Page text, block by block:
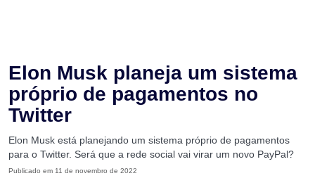
Elon Musk planeja um sistema
próprio de pagamentos no
Twitter
Elon Musk está planejando um sistema próprio de pagamentos
para o Twitter. Será que a rede social vai virar um novo PayPal?
Publicado em 11 de novembro de 2022